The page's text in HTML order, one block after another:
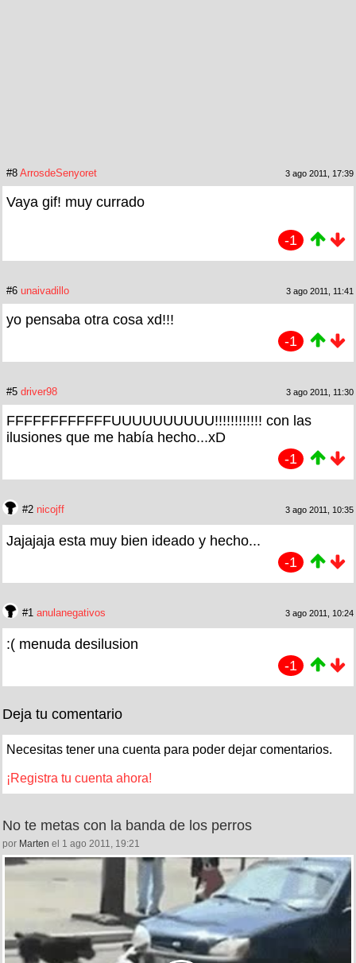
#8 ArrosdeSenyoret 3 ago 2011, 17:39
Vaya gif! muy currado
-1
#6 unaivadillo 3 ago 2011, 11:41
yo pensaba otra cosa xd!!!
-1
#5 driver98 3 ago 2011, 11:30
FFFFFFFFFFFFUUUUUUUUUU!!!!!!!!!!!! con las
ilusiones que me había hecho...xD
-1
#2 nicojff 3 ago 2011, 10:35
Jajajaja esta muy bien ideado y hecho...
-1
#1 anulanegativos 3 ago 2011, 10:24
:( menuda desilusion
-1
Deja tu comentario
Necesitas tener una cuenta para poder dejar comentarios.
¡Registra tu cuenta ahora!
No te metas con la banda de los perros
por Marten el 1 ago 2011, 19:21